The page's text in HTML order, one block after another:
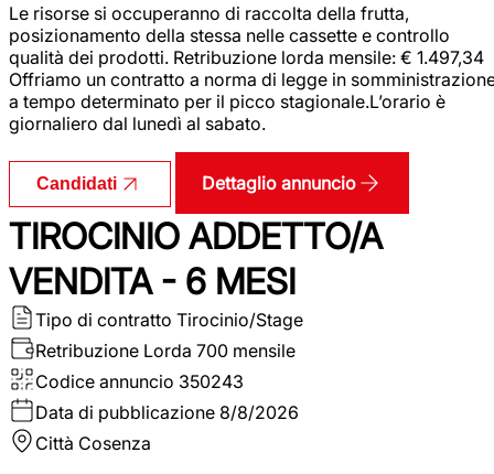
Le risorse si occuperanno di raccolta della frutta,
posizionamento della stessa nelle cassette e controllo
qualità dei prodotti. Retribuzione lorda mensile: € 1.497,34
Offriamo un contratto a norma di legge in
a tempo determinato per il picco stagionale.L’orario è
giornaliero dal lunedì al sabato.
Candidati Dettaglio annuncio
TIROCINIO ADDETTO/A
VENDITA - 6 MESI
Tipo di contratto Tirocinio/Stage
Retribuzione Lorda 700 mensile
Codice annuncio 350243
Data di pubblicazione 8/8/2026
Città Cosenza